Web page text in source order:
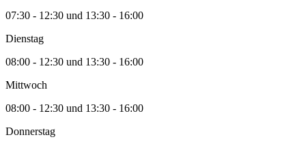
07:30 - 12:30 und 13:30 - 16:00
Dienstag
08:00 - 12:30 und 13:30 - 16:00
Mittwoch
08:00 - 12:30 und 13:30 - 16:00
Donnerstag